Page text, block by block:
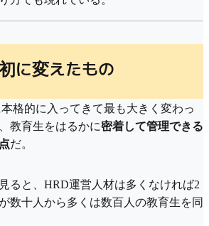
に変えたもの
格的に入ってきて最も大きく変わっ
教育生をはるかに密着して管理できる
だ。
ると、HRD運営人材は多くなければ2
数十人から多くは数百人の教育生を同